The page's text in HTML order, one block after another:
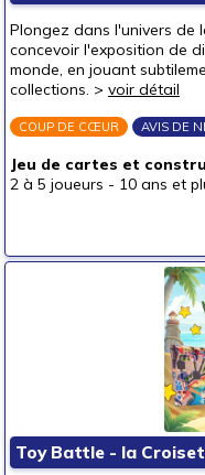
Plongez dans l'univers de
concevoir l'exposition de
monde, en jouant
collections. > voir détail
COUP DE CŒUR AVIS DE
Jeu de cartes et
2 à 5 joueurs - 10 ans et
Toy Battle - la